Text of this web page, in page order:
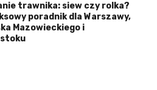
trawnika: siew czy rolka?
poradnik dla Warszawy,
Mazowieckiego i